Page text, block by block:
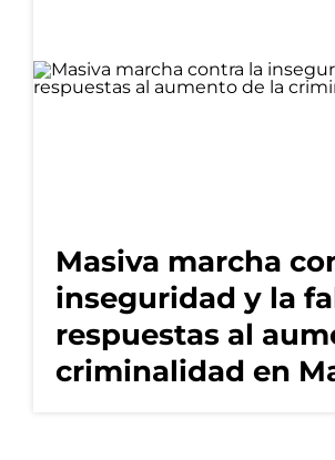
Masiva marcha
inseguridad y la
respuestas al
criminalidad en